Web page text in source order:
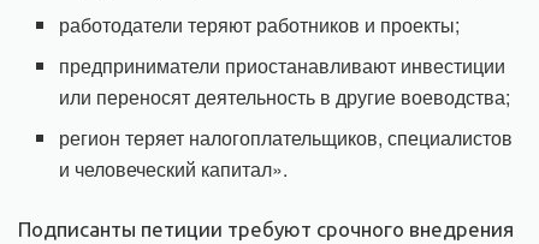
работодатели теряют работников и проекты;
предприниматели приостанавливают инвестиции
или переносят деятельность в другие воеводства;
регион теряет налогоплательщиков, специалистов
и человеческий капитал».
Подписанты петиции требуют срочного внедрения